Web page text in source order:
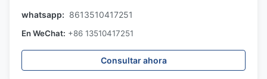
whatsapp: 8613510417251
En WeChat: +86 13510417251
Consultar ahora